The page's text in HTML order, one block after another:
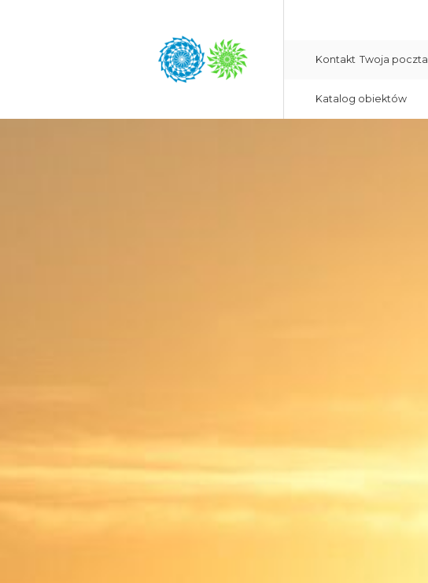
Kontakt Twoja poczta
Katalog obiektów